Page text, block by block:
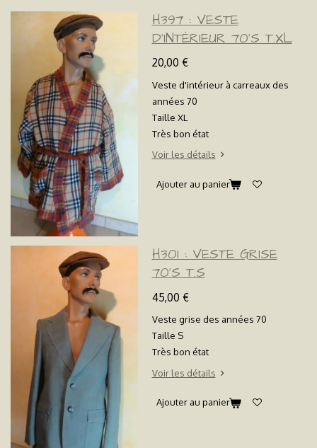
H397 : VESTE
D'INTÉRIEUR 70'S T.XL
20,00 €
Veste d'intérieur à carreaux des
années 70
Taille XL
Très bon état
Voir les détails
Ajouter au panier
H301 : VESTE GRISE
70'S T.S
45,00 €
Veste grise des années 70
Taille S
Très bon état
Voir les détails
Ajouter au panier